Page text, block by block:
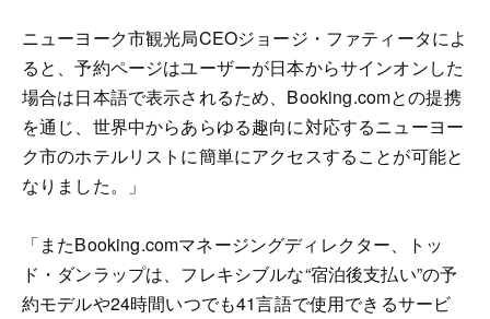
ニューヨーク市観光局CEOジョージ・ファティータによ
ると、予約ページはユーザーが日本からサインオンした
場合は日本語で表示されるため、Booking.comとの提携
を通じ、世界中からあらゆる趣向に対応するニューヨー
ク市のホテルリストに簡単にアクセスすることが可能と
なりました。」
「またBooking.comマネージングディレクター、トッ
ド・ダンラップは、フレキシブルな“宿泊後支払い”の予
約モデルや24時間いつでも41言語で使用できるサービ